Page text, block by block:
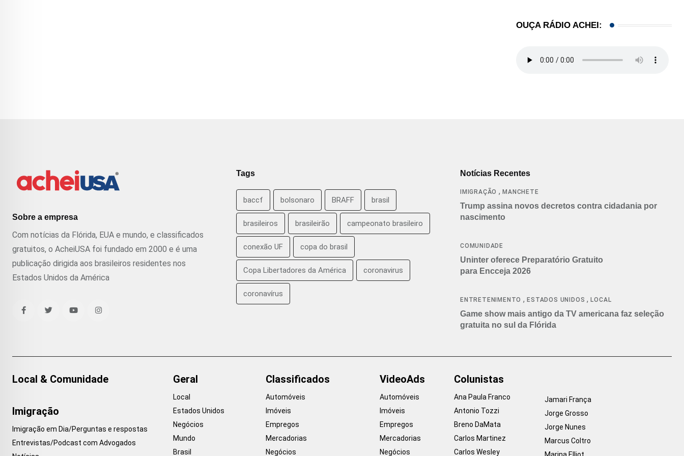
OUÇA RÁDIO ACHEI:
Sobre a empresa
Com notícias da Flórida, EUA e mundo, e classificados
gratuitos, o AcheiUSA foi fundado em 2000 e é uma
publicação dirigida aos brasileiros residentes nos
Estados Unidos da América
Tags
baccf bolsonaro BRAFF brasil
brasileiros brasileirão campeonato brasileiro
conexão UF copa do brasil
Copa Libertadores da América coronavirus
coronavírus
Notícias Recentes
IMIGRAÇÃO ,MANCHETE
Trump assina novos decretos contra cidadania por
nascimento
COMUNIDADE
Uninter oferece Preparatório Gratuito
para Encceja 2026
ENTRETENIMENTO ,ESTADOS UNIDOS ,LOCAL
Game show mais antigo da TV americana faz seleção
gratuita no sul da Flórida
Local & Comunidade
Imigração
Imigração em Dia/Perguntas e respostas
Entrevistas/Podcast com Advogados
Geral
Local
Estados Unidos
Negócios
Mundo
Brasil
Classificados
Automóveis
Imóveis
Empregos
Mercadorias
Negócios
VideoAds
Automóveis
Imóveis
Empregos
Mercadorias
Negócios
Colunistas
Ana Paula Franco
Antonio Tozzi
Breno DaMata
Carlos Martinez
Carlos Wesley
Jamari França
Jorge Grosso
Jorge Nunes
Marcus Coltro